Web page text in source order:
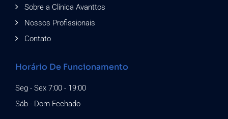
Sobre a Clínica Avanttos
Nossos Profissionais
Contato
Horário De Funcionamento
Seg - Sex 7:00 - 19:00
Sáb - Dom Fechado